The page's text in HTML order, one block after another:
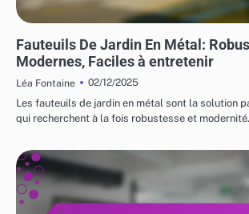
Fauteuils De Jardin En Métal:
Modernes, Faciles à entretenir
Léa Fontaine
02/12/2025
Les fauteuils de jardin en métal sont la solution
qui recherchent à la fois robustesse et